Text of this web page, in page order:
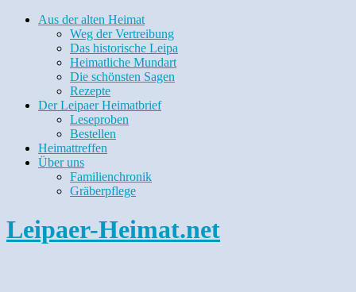
Aus der alten Heimat
Weg der Vertreibung
Das historische Leipa
Heimatliche Mundart
Die schönsten Sagen
Rezepte
Der Leipaer Heimatbrief
Leseproben
Bestellen
Heimattreffen
Über uns
Familienchronik
Gräberpflege
Leipaer-Heimat.net